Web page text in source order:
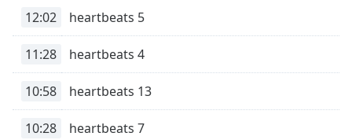
window.
Escape
cancel
and
close
the
window.
12:02 heartbeats 5
11:28 heartbeats 4
10:58 heartbeats 13
10:28 heartbeats 7